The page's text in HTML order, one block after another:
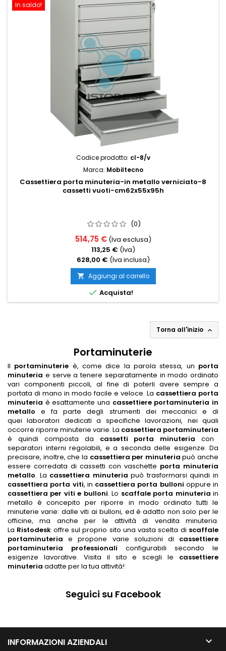
In saldo!
Codice prodotto: cl-8/v
Marca: Mobiltecno
Cassettiera porta minuteria-in metallo verniciato-8
cassetti vuoti-cm62x55x95h
(0)
514,75 € (Iva esclusa)
113,25 € (Iva)
628,00 € (Iva inclusa)
 Aggiungi al carrello
 Acquista!
Torna all'inizio 
Portaminuterie
Il portaminuterie è, come dice la parola stessa, un porta
minuteria e serve a tenere separatamente in modo ordinato
vari componenti piccoli, al fine di poterli avere sempre a
portata di mano in modo facile e veloce. La cassettiera porta
minuteria è esattamente una cassettiere portaminuteria in
metallo e fa parte degli strumenti dei meccanici e di
quei laboratori dedicati a specifiche lavorazioni, nei quali
occorre riporre minuterie varie. La cassettiera portaminuteria
è quindi composta da cassetti porta minuteria con
separatori interni regolabili, e a seconda delle esigenze. Da
precisare, inoltre, che la cassettiera per minuteria può anche
essere corredata di cassetti con vaschette porta minuteria
metallo. La cassettiera minuteria può trasformarsi quindi in
cassettiera porta viti, in cassettiera porta bulloni oppure in
cassettiera per viti e bulloni. Lo scaffale porta minuteria in
metallo è concepito per riporre in modo ordinato tutti le
minuterie varie: dalle viti ai bulloni, ed è adatto non solo per le
officine, ma anche per le attività di vendita minuteria.
La Ristodesk offre sul proprio sito una vasta scelta di scaffale
portaminuteria e propone varie soluzioni di cassettiere
portaminuteria professionali configurabili secondo le
esigenze lavorative. Visita il sito e scegli le cassettiere
minuteria adatte per la tua attività!
Seguici su Facebook
INFORMAZIONI AZIENDALI 